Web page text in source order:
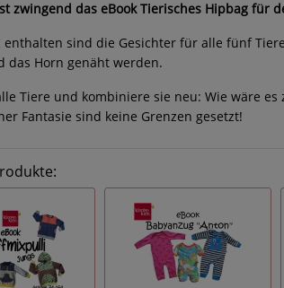
zwingend das eBook Tierisches Hipbag für
enthalten sind die Gesichter für alle fünf
das Horn genäht werden.
Tiere und kombiniere sie neu: Wie wäre
Fantasie sind keine Grenzen gesetzt!